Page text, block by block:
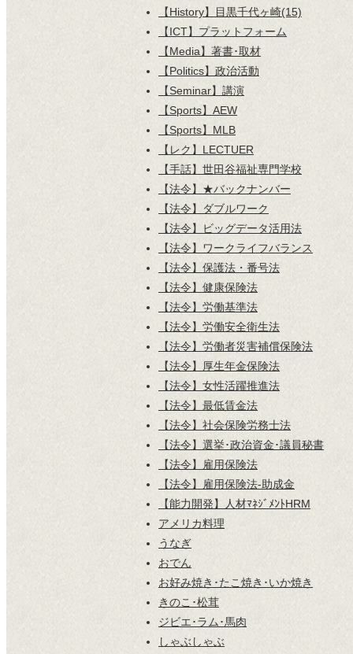
【History】目黒千代ヶ崎(15)
【ICT】プラットフォーム
【Media】著書･取材
【Politics】政治活動
【Seminar】講演
【Sports】AEW
【Sports】MLB
【レク】LECTUER
【手話】世田谷福祉専門学校
【法令】★バックナンバー
【法令】ダブルワーク
【法令】ビッグデータ活用法
【法令】ワークライフバランス
【法令】保護法・番号法
【法令】健康保険法
【法令】労働基準法
【法令】労働安全衛生法
【法令】労働者災害補償保険法
【法令】厚生年金保険法
【法令】女性活躍推進法
【法令】最低賃金法
【法令】社会保険労務士法
【法令】選挙･政治資金･議員秘書
【法令】雇用保険法
【法令】雇用保険法-助成金
【能力開発】人材ﾏﾈｼﾞﾒﾝﾄHRM
アメリカ料理
うなぎ
おでん
お好み焼き･たこ焼き･いか焼き
きのこ･松茸
ジビエ･ラム･馬肉
しゃぶしゃぶ